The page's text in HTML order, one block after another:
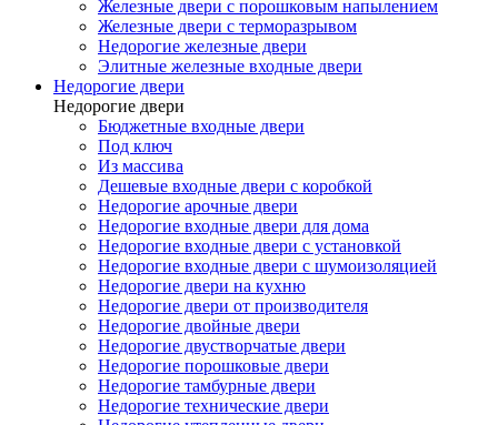
Железные двери с порошковым напылением
Железные двери с терморазрывом
Недорогие железные двери
Элитные железные входные двери
Недорогие двери
Недорогие двери
Бюджетные входные двери
Под ключ
Из массива
Дешевые входные двери с коробкой
Недорогие арочные двери
Недорогие входные двери для дома
Недорогие входные двери с установкой
Недорогие входные двери с шумоизоляцией
Недорогие двери на кухню
Недорогие двери от производителя
Недорогие двойные двери
Недорогие двустворчатые двери
Недорогие порошковые двери
Недорогие тамбурные двери
Недорогие технические двери